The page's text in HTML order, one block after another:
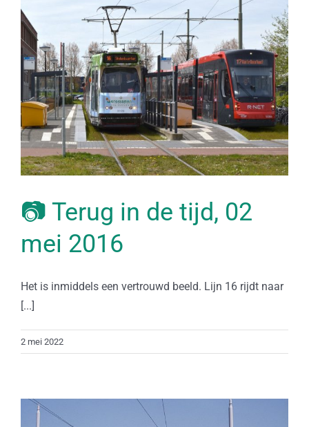
📷 Terug in de tijd, 02
mei 2016
Het is inmiddels een vertrouwd beeld. Lijn 16 rijdt naar
[...]
2 mei 2022